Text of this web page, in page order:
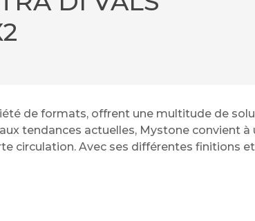
de formats, offrent une multitude de
tendances actuelles, Mystone convient
circulation. Avec ses différentes finitions